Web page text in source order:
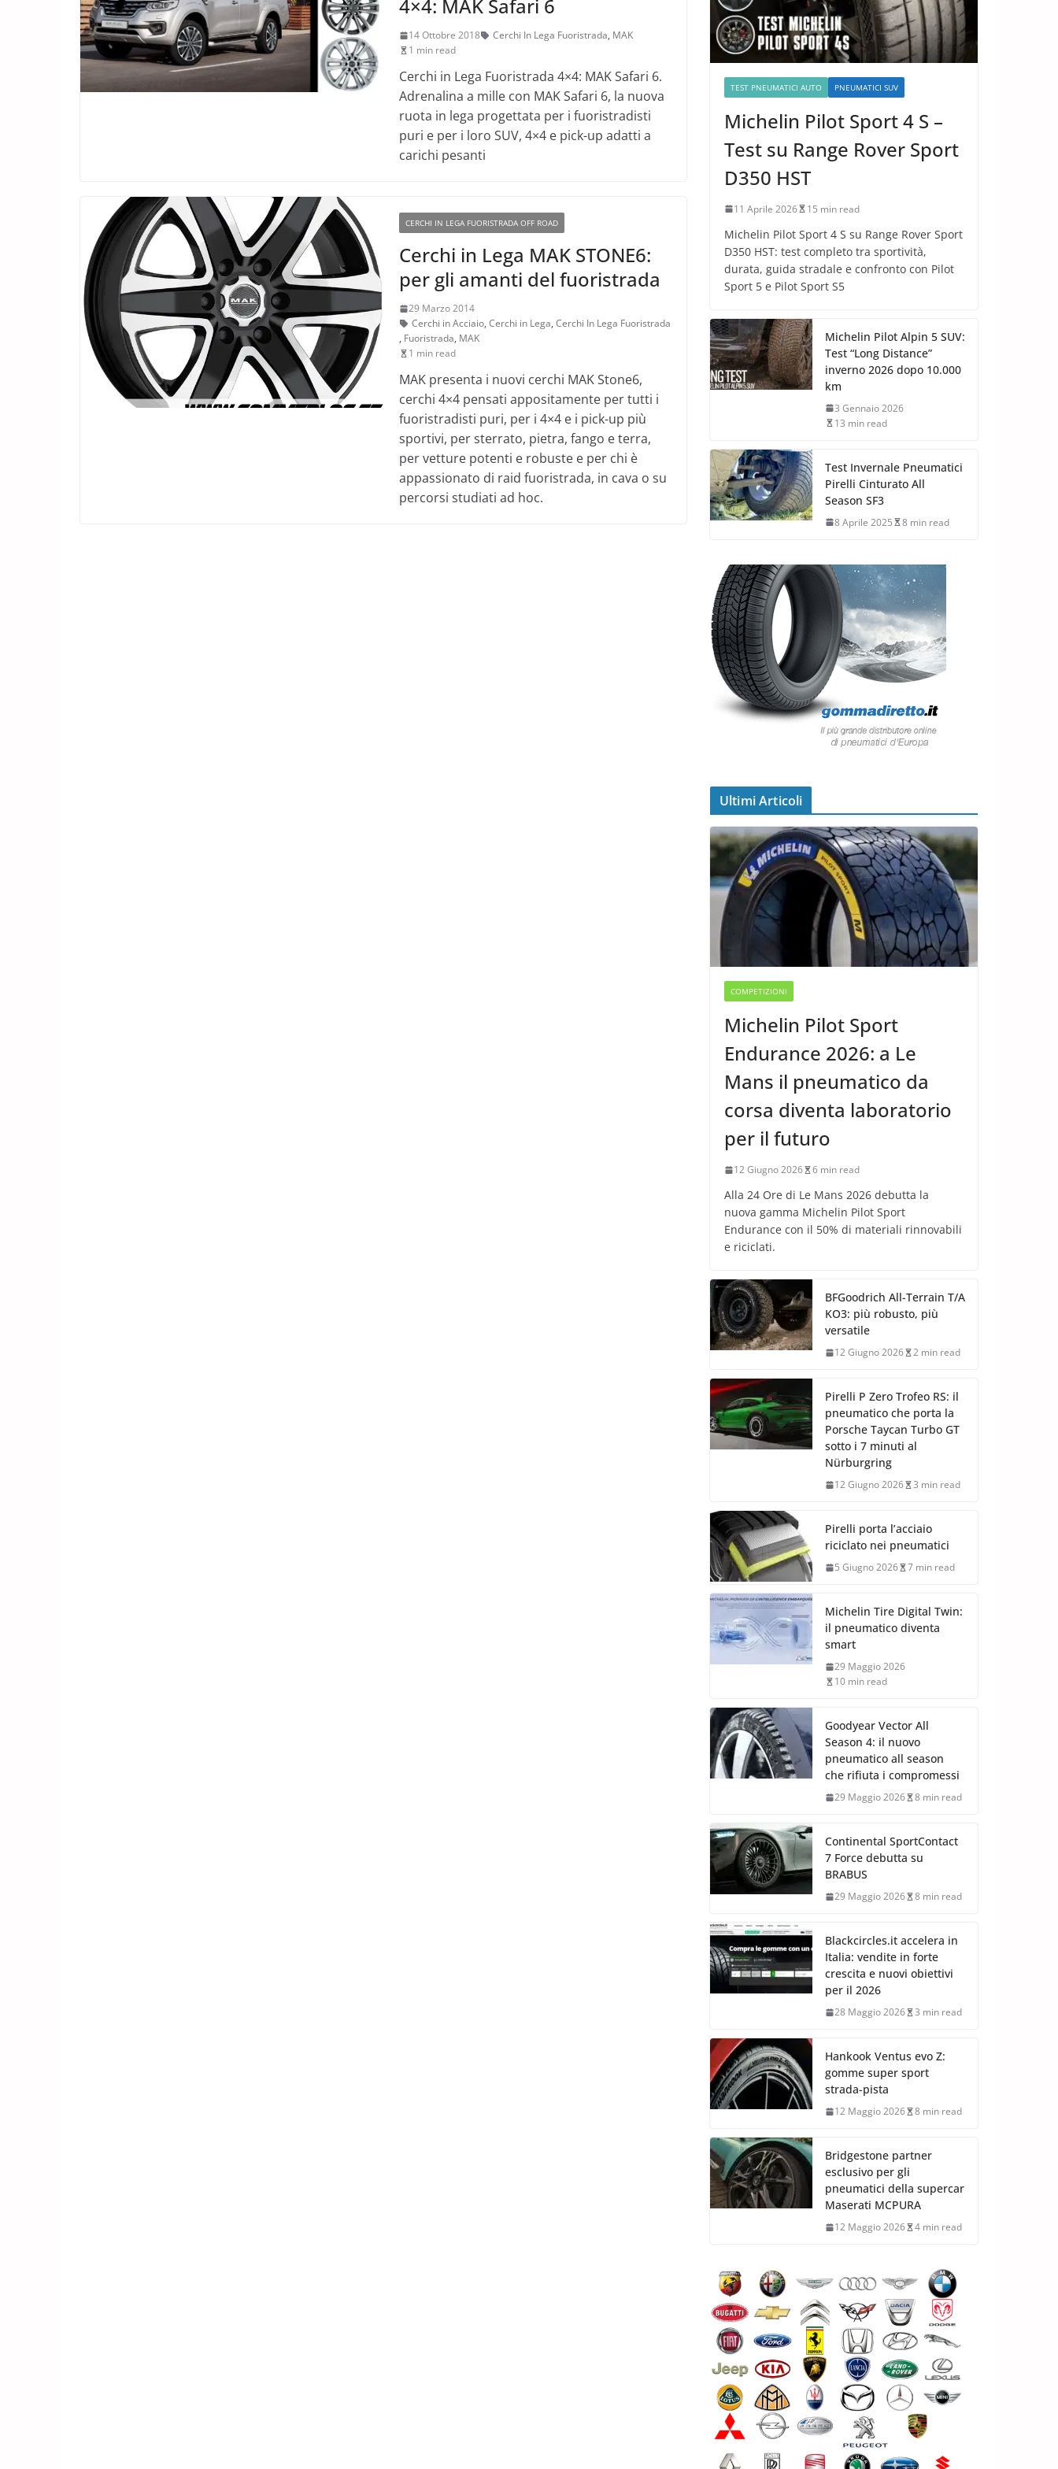
4×4: MAK Safari 6
14 Ottobre 2018 Cerchi In Lega Fuoristrada, MAK
1 min read
Cerchi in Lega Fuoristrada 4×4: MAK Safari 6.
Adrenalina a mille con MAK Safari 6, la nuova
ruota in lega progettata per i fuoristradisti
puri e per i loro SUV, 4×4 e pick-up adatti a
carichi pesanti
CERCHI IN LEGA FUORISTRADA OFF ROAD
Cerchi in Lega MAK STONE6:
per gli amanti del fuoristrada
29 Marzo 2014
Cerchi in Acciaio, Cerchi in Lega, Cerchi In Lega Fuoristrada
, Fuoristrada, MAK
1 min read
MAK presenta i nuovi cerchi MAK Stone6,
cerchi 4×4 pensati appositamente per tutti i
fuoristradisti puri, per i 4×4 e i pick-up più
sportivi, per sterrato, pietra, fango e terra,
per vetture potenti e robuste e per chi è
appassionato di raid fuoristrada, in cava o su
percorsi studiati ad hoc.
TEST PNEUMATICI AUTO PNEUMATICI SUV
Michelin Pilot Sport 4 S –
Test su Range Rover Sport
D350 HST
11 Aprile 2026 15 min read
Michelin Pilot Sport 4 S su Range Rover Sport
D350 HST: test completo tra sportività,
durata, guida stradale e confronto con Pilot
Sport 5 e Pilot Sport S5
Michelin Pilot Alpin 5 SUV:
Test “Long Distance”
inverno 2026 dopo 10.000
km
3 Gennaio 2026
13 min read
Test Invernale Pneumatici
Pirelli Cinturato All
Season SF3
8 Aprile 2025 8 min read
Ultimi Articoli
COMPETIZIONI
Michelin Pilot Sport
Endurance 2026: a Le
Mans il pneumatico da
corsa diventa laboratorio
per il futuro
12 Giugno 2026 6 min read
Alla 24 Ore di Le Mans 2026 debutta la
nuova gamma Michelin Pilot Sport
Endurance con il 50% di materiali rinnovabili
e riciclati.
BFGoodrich All-Terrain T/A
KO3: più robusto, più
versatile
12 Giugno 2026 2 min read
Pirelli P Zero Trofeo RS: il
pneumatico che porta la
Porsche Taycan Turbo GT
sotto i 7 minuti al
Nürburgring
12 Giugno 2026 3 min read
Pirelli porta l’acciaio
riciclato nei pneumatici
5 Giugno 2026 7 min read
Michelin Tire Digital Twin:
il pneumatico diventa
smart
29 Maggio 2026
10 min read
Goodyear Vector All
Season 4: il nuovo
pneumatico all season
che rifiuta i compromessi
29 Maggio 2026 8 min read
Continental SportContact
7 Force debutta su
BRABUS
29 Maggio 2026 8 min read
Blackcircles.it accelera in
Italia: vendite in forte
crescita e nuovi obiettivi
per il 2026
28 Maggio 2026 3 min read
Hankook Ventus evo Z:
gomme super sport
strada-pista
12 Maggio 2026 8 min read
Bridgestone partner
esclusivo per gli
pneumatici della supercar
Maserati MCPURA
12 Maggio 2026 4 min read